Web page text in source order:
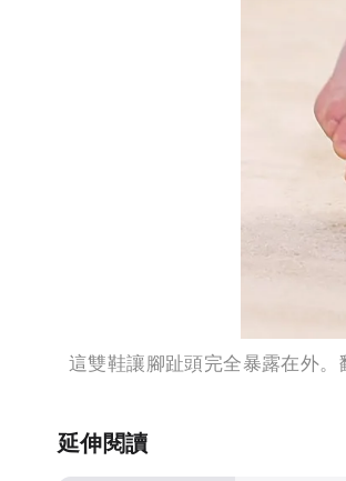
這雙鞋讓腳趾頭完全暴露在外。
延伸閱讀